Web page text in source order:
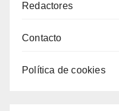
Redactores
Contacto
Política de cookies